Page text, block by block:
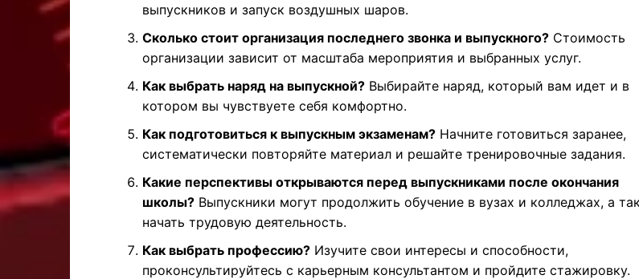
выпускников и запуск воздушных шаров.
Сколько стоит организация последнего звонка и выпускного? Стоимость
организации зависит от масштаба мероприятия и выбранных услуг.
Как выбрать наряд на выпускной? Выбирайте наряд, который вам идет и в
котором вы чувствуете себя комфортно.
Как подготовиться к выпускным экзаменам? Начните готовиться заранее,
систематически повторяйте материал и решайте тренировочные задания.
Какие перспективы открываются перед выпускниками после окончания
школы? Выпускники могут продолжить обучение в вузах и колледжах, а
начать трудовую деятельность.
Как выбрать профессию? Изучите свои интересы и способности,
проконсультируйтесь с карьерным консультантом и пройдите стажировку.